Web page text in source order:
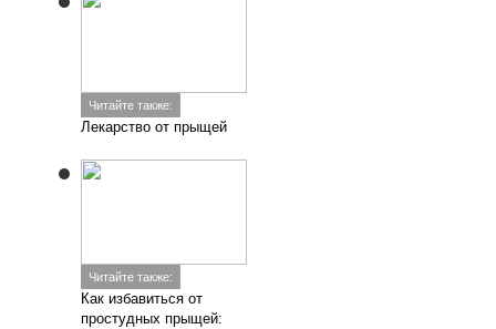
Читайте также:
Лекарство от прыщей
Читайте также:
Как избавиться от
простудных прыщей: